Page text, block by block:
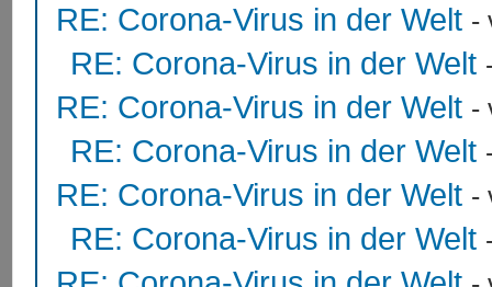
RE: Corona-Virus in der Welt -
RE: Corona-Virus in der Welt
RE: Corona-Virus in der Welt -
RE: Corona-Virus in der Welt
RE: Corona-Virus in der Welt -
RE: Corona-Virus in der Welt